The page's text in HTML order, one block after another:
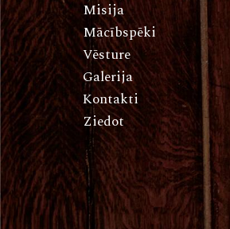
Misija
Mācībspēki
Vēsture
Galerija
Kontakti
Ziedot